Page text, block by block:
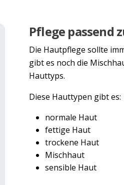
Pflege passend
Die Hautpflege sollte
gibt es noch die
Hauttyps.
Diese Hauttypen gibt es:
normale Haut
fettige Haut
trockene Haut
Mischhaut
sensible Haut